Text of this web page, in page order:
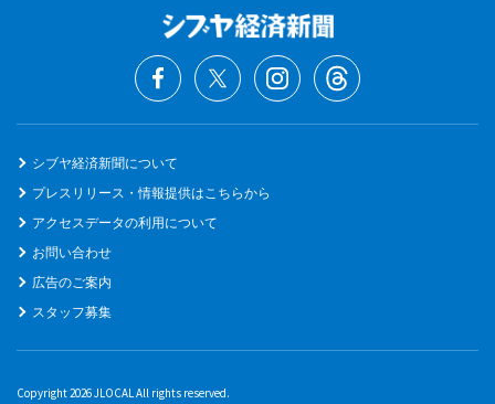
シブヤ経済新聞について
プレスリリース・情報提供はこちらから
アクセスデータの利用について
お問い合わせ
広告のご案内
スタッフ募集
Copyright 2026 JLOCAL All rights reserved.